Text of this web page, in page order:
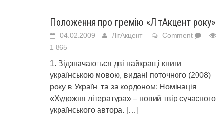
Положення про премію «ЛітАкцент року»
04.02.2009 ЛітАкцент
Comment
1 865
1. Відзначаються дві найкращі книги
українською мовою, видані поточного (2008)
року в Україні та за кордоном: Номінація
«Художня література» – новий твір сучасного
українського автора. […]